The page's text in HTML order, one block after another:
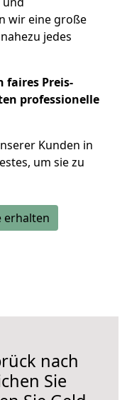
wir eine große
jedes
faires Preis-
professionelle
Kunden in
um sie zu
erhalten
nach
Sie